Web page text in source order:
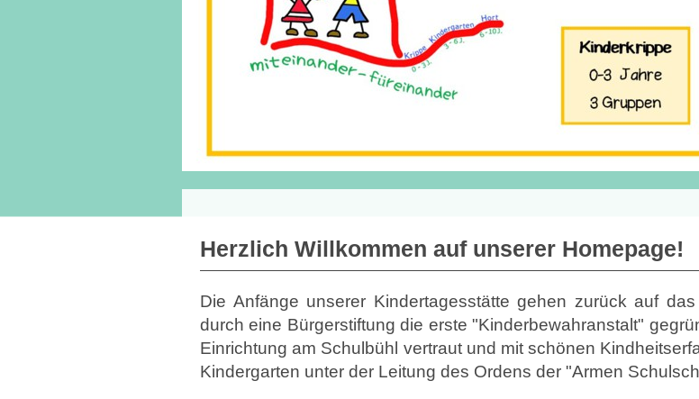
Herzlich Willkommen auf unserer Homepage!
Die Anfänge unserer Kindertagesstätte gehen zurück auf
durch eine Bürgerstiftung die erste "Kinderbewahranstalt"
Einrichtung am Schulbühl vertraut und mit schönen
Kindergarten unter der Leitung des Ordens der "Armen